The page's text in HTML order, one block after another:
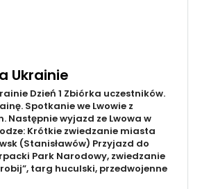
Ukrainie
Dzień 1 Zbiórka uczestników.
Spotkanie we Lwowie z
Następnie wyjazd ze Lwowa w
Krótkie zwiedzanie miasta
(Stanisławów) Przyjazd do
Park Narodowy, zwiedzanie
targ huculski, przedwojenne